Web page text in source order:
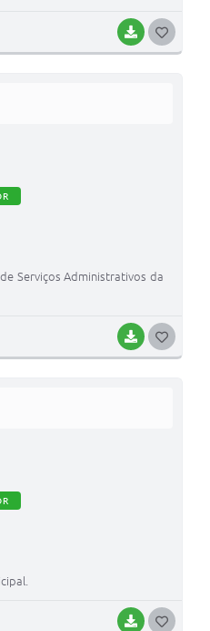
BAIXAR
BAIXAR
Serviços Administrativos da
BAIXAR